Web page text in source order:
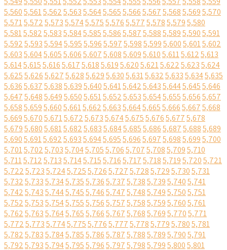
5,5605,5615,5625,5635,5645,5655,5665,5675,5685,5695,570
5,5715,5725,5735,5745,5755,5765,5775,5785,5795,580
5,5815,5825,5835,5845,5855,5865,5875,5885,5895,5905,591
5,5925,5935,5945,5955,5965,5975,5985,5995,6005,6015,602
5,6035,6045,6055,6065,6075,6085,6095,6105,6115,6125,613
5,6145,6155,6165,6175,6185,6195,6205,6215,6225,6235,624
5,6255,6265,6275,6285,6295,6305,6315,6325,6335,6345,635
5,6365,6375,6385,6395,6405,6415,6425,6435,6445,6455,646
5,6475,6485,6495,6505,6515,6525,6535,6545,6555,6565,657
5,6585,6595,6605,6615,6625,6635,6645,6655,6665,6675,668
5,6695,6705,6715,6725,6735,6745,6755,6765,6775,678
5,6795,6805,6815,6825,6835,6845,6855,6865,6875,6885,689
5,6905,6915,6925,6935,6945,6955,6965,6975,6985,6995,700
5,7015,7025,7035,7045,7055,7065,7075,7085,7095,710
5,7115,7125,7135,7145,7155,7165,7175,7185,7195,7205,721
5,7225,7235,7245,7255,7265,7275,7285,7295,7305,731
5,7325,7335,7345,7355,7365,7375,7385,7395,7405,741
5,7425,7435,7445,7455,7465,7475,7485,7495,7505,751
5,7525,7535,7545,7555,7565,7575,7585,7595,7605,761
5,7625,7635,7645,7655,7665,7675,7685,7695,7705,771
5,7725,7735,7745,7755,7765,7775,7785,7795,7805,781
5,7825,7835,7845,7855,7865,7875,7885,7895,7905,791
5,7925,7935,7945,7955,7965,7975,7985,7995,8005,801